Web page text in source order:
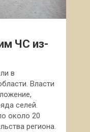
ЧС из-
в
Власти
селей.
около 20
региона.